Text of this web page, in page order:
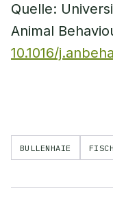
Quelle:
Animal
10.1016/
BULLENHAIE